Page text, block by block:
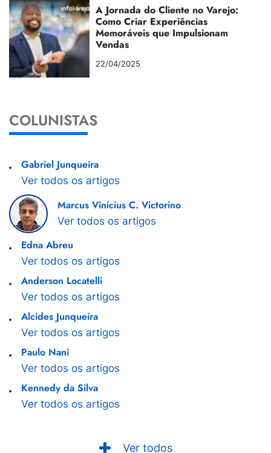
A Jornada do Cliente no Varejo:
Como Criar Experiências
Memoráveis que Impulsionam
Vendas
22/04/2025
COLUNISTAS
Gabriel Junqueira
Ver todos os artigos
Marcus Vinícius C. Victorino
Ver todos os artigos
Edna Abreu
Ver todos os artigos
Anderson Locatelli
Ver todos os artigos
Alcides Junqueira
Ver todos os artigos
Paulo Nani
Ver todos os artigos
Kennedy da Silva
Ver todos os artigos
Ver todos